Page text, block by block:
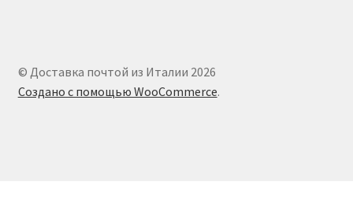
© Доставка почтой из Италии 2026
Создано с помощью WooCommerce.